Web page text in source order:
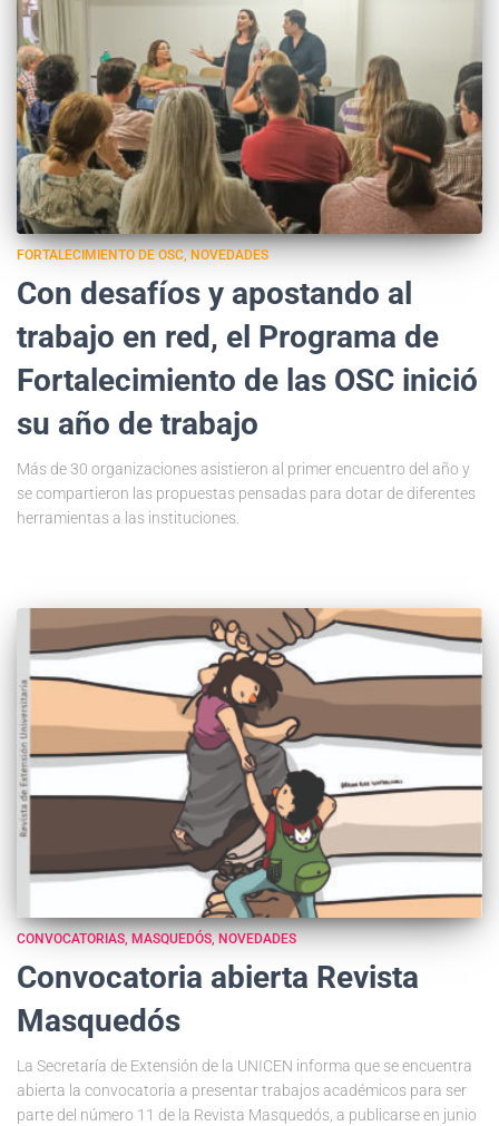
FORTALECIMIENTO DE OSC NOVEDADES
Con desafíos y apostando al
trabajo en red, el Programa de
Fortalecimiento de las OSC inició
su año de trabajo
Más de 30 organizaciones asistieron al primer encuentro del año y
se compartieron las propuestas pensadas para dotar de diferentes
herramientas a las instituciones.
CONVOCATORIAS MASQUEDÓS NOVEDADES
Convocatoria abierta Revista
Masquedós
La Secretaría de Extensión de la UNICEN informa que se encuentra
abierta la convocatoria a presentar trabajos académicos para ser
parte del número 11 de la Revista Masquedós, a publicarse en junio